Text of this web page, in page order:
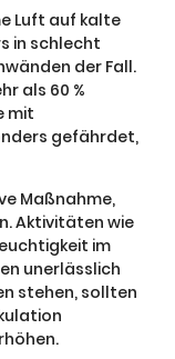
Luft auf kalte
in schlecht
der Fall.
als 60 %
mit
gefährdet,
Maßnahme,
Aktivitäten wie
im
unerlässlich
stehen, sollten